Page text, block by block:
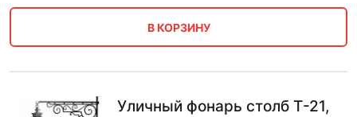
В КОРЗИНУ
Уличный фонарь столб Т-21,